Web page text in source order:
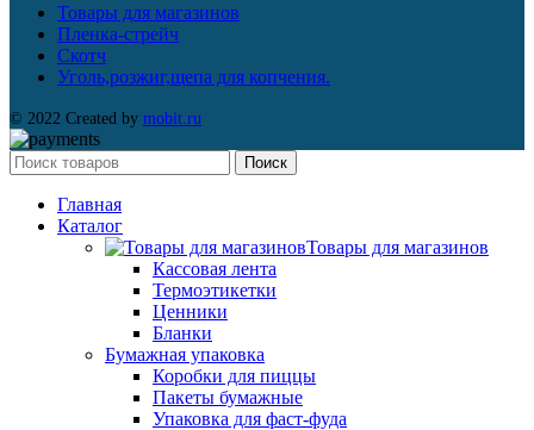
Товары для магазинов
Пленка-стрейч
Скотч
Уголь,розжиг,щепа для копчения.
© 2022 Created by mobit.ru
Поиск
Главная
Каталог
Товары для магазинов
Кассовая лента
Термоэтикетки
Ценники
Бланки
Бумажная упаковка
Коробки для пиццы
Пакеты бумажные
Упаковка для фаст-фуда